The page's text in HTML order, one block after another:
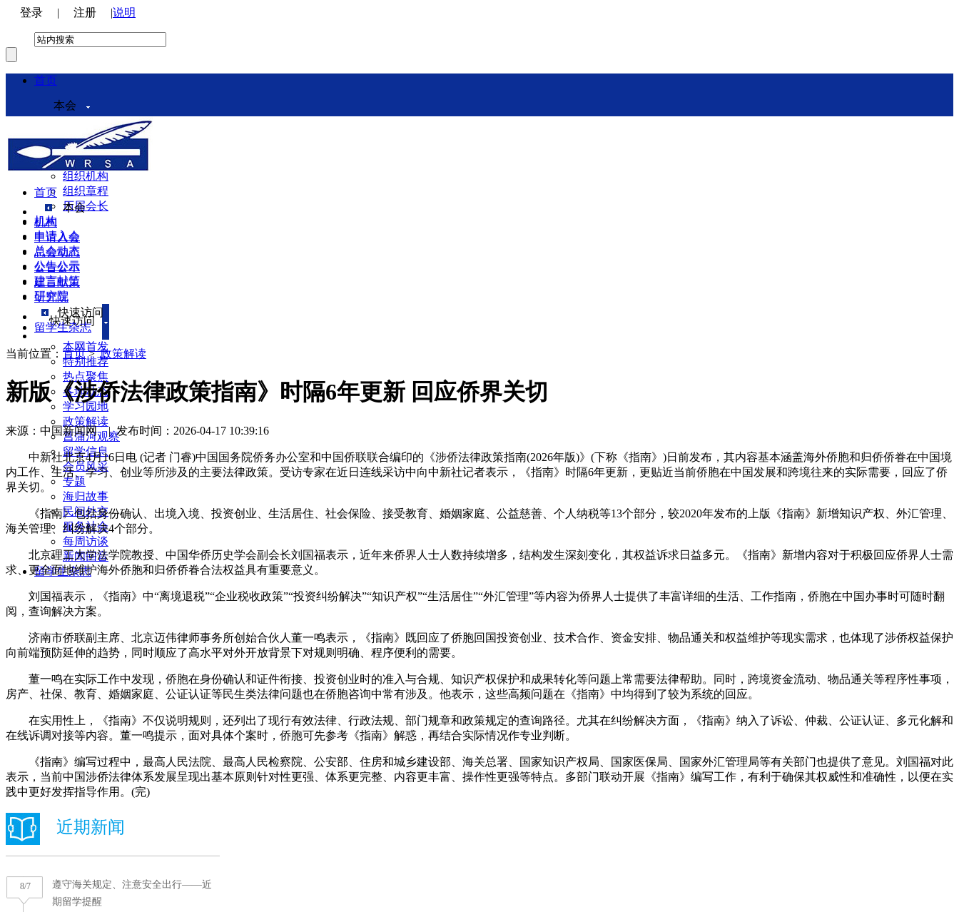
登录 | 注册 |说明
首页
本会
本会介绍
领导机构
理事会
组织机构
组织章程
历届会长
机构
申请入会
总会动态
公告公示
建言献策
研究院
快速访问
本网首发
特别推荐
热点聚焦
各地动态
学习园地
政策解读
菖蒲河观察
留学信息
会员风采
专题
海归故事
民间外交
服务社会
每周访谈
新闻回音
留学生杂志
首页
本会
机构
申请入会
总会动态
公告公示
建言献策
研究院
快速访问
留学生杂志
当前位置： 首页>政策解读
新版《涉侨法律政策指南》时隔6年更新 回应侨界关切
来源：中国新闻网 |发布时间：2026-04-17 10:39:16
中新社北京4月16日电 (记者 门睿)中国国务院侨务办公室和中国侨联联合编印的《涉侨法律政策指南(2026年版)》(下称《指南》)日前发布，其内容基本涵盖海外侨胞和归侨侨眷在中国境
内工作、生活、学习、创业等所涉及的主要法律政策。受访专家在近日连线采访中向中新社记者表示，《指南》时隔6年更新，更贴近当前侨胞在中国发展和跨境往来的实际需要，回应了侨
界关切。
《指南》包括身份确认、出境入境、投资创业、生活居住、社会保险、接受教育、婚姻家庭、公益慈善、个人纳税等13个部分，较2020年发布的上版《指南》新增知识产权、外汇管理、
海关管理、纠纷解决4个部分。
北京理工大学法学院教授、中国华侨历史学会副会长刘国福表示，近年来侨界人士人数持续增多，结构发生深刻变化，其权益诉求日益多元。《指南》新增内容对于积极回应侨界人士需
求、更全面地维护海外侨胞和归侨侨眷合法权益具有重要意义。
刘国福表示，《指南》中“离境退税”“企业税收政策”“投资纠纷解决”“知识产权”“生活居住”“外汇管理”等内容为侨界人士提供了丰富详细的生活、工作指南，侨胞在中国办事时可随时翻
阅，查询解决方案。
济南市侨联副主席、北京迈伟律师事务所创始合伙人董一鸣表示，《指南》既回应了侨胞回国投资创业、技术合作、资金安排、物品通关和权益维护等现实需求，也体现了涉侨权益保护
向前端预防延伸的趋势，同时顺应了高水平对外开放背景下对规则明确、程序便利的需要。
董一鸣在实际工作中发现，侨胞在身份确认和证件衔接、投资创业时的准入与合规、知识产权保护和成果转化等问题上常需要法律帮助。同时，跨境资金流动、物品通关等程序性事项，
房产、社保、教育、婚姻家庭、公证认证等民生类法律问题也在侨胞咨询中常有涉及。他表示，这些高频问题在《指南》中均得到了较为系统的回应。
在实用性上，《指南》不仅说明规则，还列出了现行有效法律、行政法规、部门规章和政策规定的查询路径。尤其在纠纷解决方面，《指南》纳入了诉讼、仲裁、公证认证、多元化解和
在线诉调对接等内容。董一鸣提示，面对具体个案时，侨胞可先参考《指南》解惑，再结合实际情况作专业判断。
《指南》编写过程中，最高人民法院、最高人民检察院、公安部、住房和城乡建设部、海关总署、国家知识产权局、国家医保局、国家外汇管理局等有关部门也提供了意见。刘国福对此
表示，当前中国涉侨法律体系发展呈现出基本原则针对性更强、体系更完整、内容更丰富、操作性更强等特点。多部门联动开展《指南》编写工作，有利于确保其权威性和准确性，以便在实
践中更好发挥指导作用。(完)